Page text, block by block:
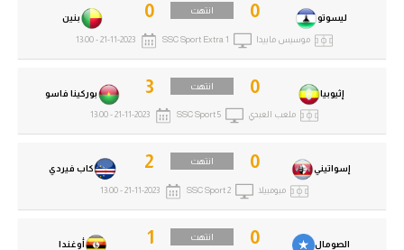
الصومال 0 انتهت
أوغندا 1
إسواتيني 0 انتهت
كاب فيردي 2
مبومبيلا SSC Sport 2
21-11-2023 - 13:00
إثيوبيا 0 انتهت
بوركينا فاسو 3
ملعب العبدي SSC Sport 5
21-11-2023 - 13:00
ليسوتو 0 انتهت
بنين 0
موسيس مابيدا SSC Sport Extra 1
21-11-2023 - 13:00